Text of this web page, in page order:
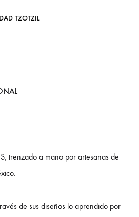
TZOTZIL
trenzado a mano por artesanas de
de sus diseños lo aprendido por